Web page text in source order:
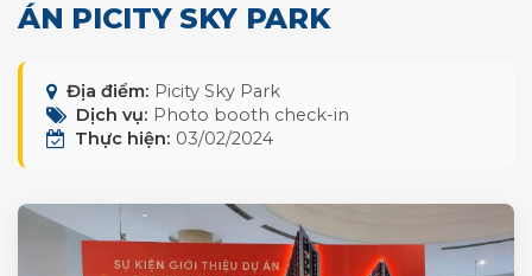
ÁN PICITY SKY PARK
Địa điểm: Picity Sky Park
Dịch vụ: Photo booth check-in
Thực hiện: 03/02/2024